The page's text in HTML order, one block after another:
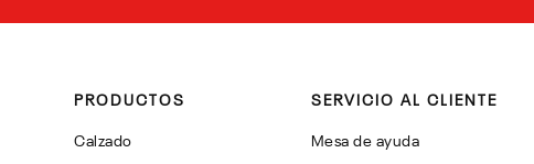
PRODUCTOS
Calzado
SERVICIO AL CLIENTE
Mesa de ayuda